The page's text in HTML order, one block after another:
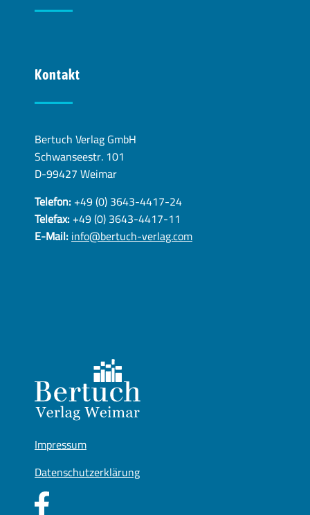
Kontakt
Bertuch Verlag GmbH
Schwanseestr. 101
D-99427 Weimar
Telefon:+49 (0) 3643-4417-24
Telefax:+49 (0) 3643-4417-11
E-Mail:info@bertuch-verlag.com
Impressum
Datenschutzerklärung